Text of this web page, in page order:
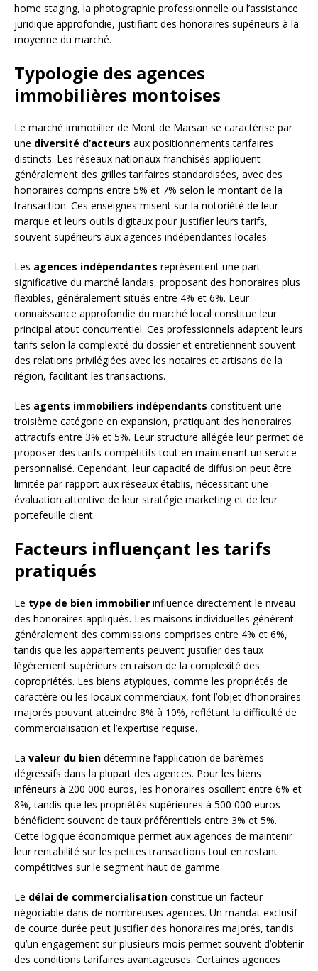
home staging, la photographie professionnelle ou l’assistance
juridique approfondie, justifiant des honoraires supérieurs à la
moyenne du marché.
Typologie des agences
immobilières montoises
Le marché immobilier de Mont de Marsan se caractérise par
une diversité d’acteurs aux positionnements tarifaires
distincts. Les réseaux nationaux franchisés appliquent
généralement des grilles tarifaires standardisées, avec des
honoraires compris entre 5% et 7% selon le montant de la
transaction. Ces enseignes misent sur la notoriété de leur
marque et leurs outils digitaux pour justifier leurs tarifs,
souvent supérieurs aux agences indépendantes locales.
Les agences indépendantes représentent une part
significative du marché landais, proposant des honoraires plus
flexibles, généralement situés entre 4% et 6%. Leur
connaissance approfondie du marché local constitue leur
principal atout concurrentiel. Ces professionnels adaptent leurs
tarifs selon la complexité du dossier et entretiennent souvent
des relations privilégiées avec les notaires et artisans de la
région, facilitant les transactions.
Les agents immobiliers indépendants constituent une
troisième catégorie en expansion, pratiquant des honoraires
attractifs entre 3% et 5%. Leur structure allégée leur permet de
proposer des tarifs compétitifs tout en maintenant un service
personnalisé. Cependant, leur capacité de diffusion peut être
limitée par rapport aux réseaux établis, nécessitant une
évaluation attentive de leur stratégie marketing et de leur
portefeuille client.
Facteurs influençant les tarifs
pratiqués
Le type de bien immobilier influence directement le niveau
des honoraires appliqués. Les maisons individuelles génèrent
généralement des commissions comprises entre 4% et 6%,
tandis que les appartements peuvent justifier des taux
légèrement supérieurs en raison de la complexité des
copropriétés. Les biens atypiques, comme les propriétés de
caractère ou les locaux commerciaux, font l’objet d’honoraires
majorés pouvant atteindre 8% à 10%, reflétant la difficulté de
commercialisation et l’expertise requise.
La valeur du bien détermine l’application de barèmes
dégressifs dans la plupart des agences. Pour les biens
inférieurs à 200 000 euros, les honoraires oscillent entre 6% et
8%, tandis que les propriétés supérieures à 500 000 euros
bénéficient souvent de taux préférentiels entre 3% et 5%.
Cette logique économique permet aux agences de maintenir
leur rentabilité sur les petites transactions tout en restant
compétitives sur le segment haut de gamme.
Le délai de commercialisation constitue un facteur
négociable dans de nombreuses agences. Un mandat exclusif
de courte durée peut justifier des honoraires majorés, tandis
qu’un engagement sur plusieurs mois permet souvent d’obtenir
des conditions tarifaires avantageuses. Certaines agences